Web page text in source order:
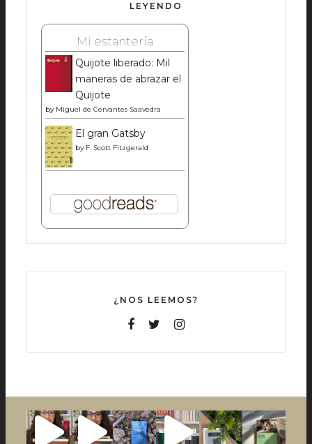
LEYENDO
Mi estantería
Quijote liberado: Mil
maneras de abrazar el
Quijote
by Miguel de Cervantes Saavedra
El gran Gatsby
by F. Scott Fitzgerald
¿NOS LEEMOS?